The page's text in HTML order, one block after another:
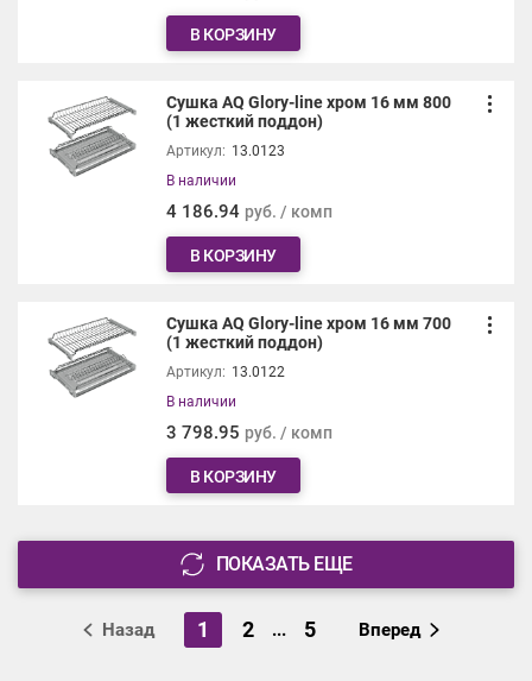
В КОРЗИНУ
Сушка AQ Glory-line хром 16 мм 800
(1 жесткий поддон)
Артикул: 13.0123
В наличии
4 186.94 руб. / комп
В КОРЗИНУ
Сушка AQ Glory-line хром 16 мм 700
(1 жесткий поддон)
Артикул: 13.0122
В наличии
3 798.95 руб. / комп
В КОРЗИНУ
ПОКАЗАТЬ ЕЩЕ
Назад 1 2 ... 5 Вперед